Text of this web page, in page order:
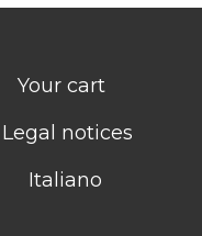
Your cart
Legal notices
Italiano